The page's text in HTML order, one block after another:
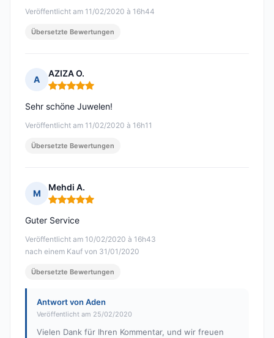
Veröffentlicht am 11/02/2020 à 16h44
Übersetzte Bewertungen
A
AZIZA O.
Hinweis: 5 von 5
Veröffentlicht am 11/02/2020 à 16h11
Sehr schöne Juwelen!
Übersetzte Bewertungen
M
Mehdi A.
Hinweis: 5 von 5
Veröffentlicht am 10/02/2020 à 16h43
nach einem Kauf von 31/01/2020
Guter Service
Übersetzte Bewertungen
Antwort von Aden
Veröffentlicht am 25/02/2020
Vielen Dank für Ihren Kommentar, und wir freuen